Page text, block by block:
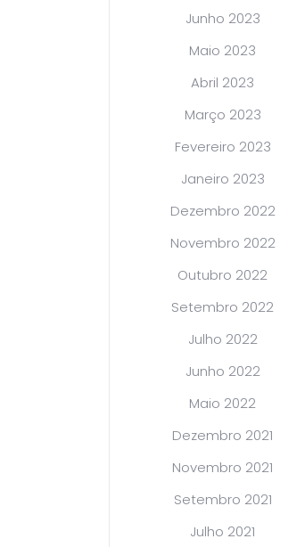
Junho 2023
Maio 2023
Abril 2023
Março 2023
Fevereiro 2023
Janeiro 2023
Dezembro 2022
Novembro 2022
Outubro 2022
Setembro 2022
Julho 2022
Junho 2022
Maio 2022
Dezembro 2021
Novembro 2021
Setembro 2021
Julho 2021